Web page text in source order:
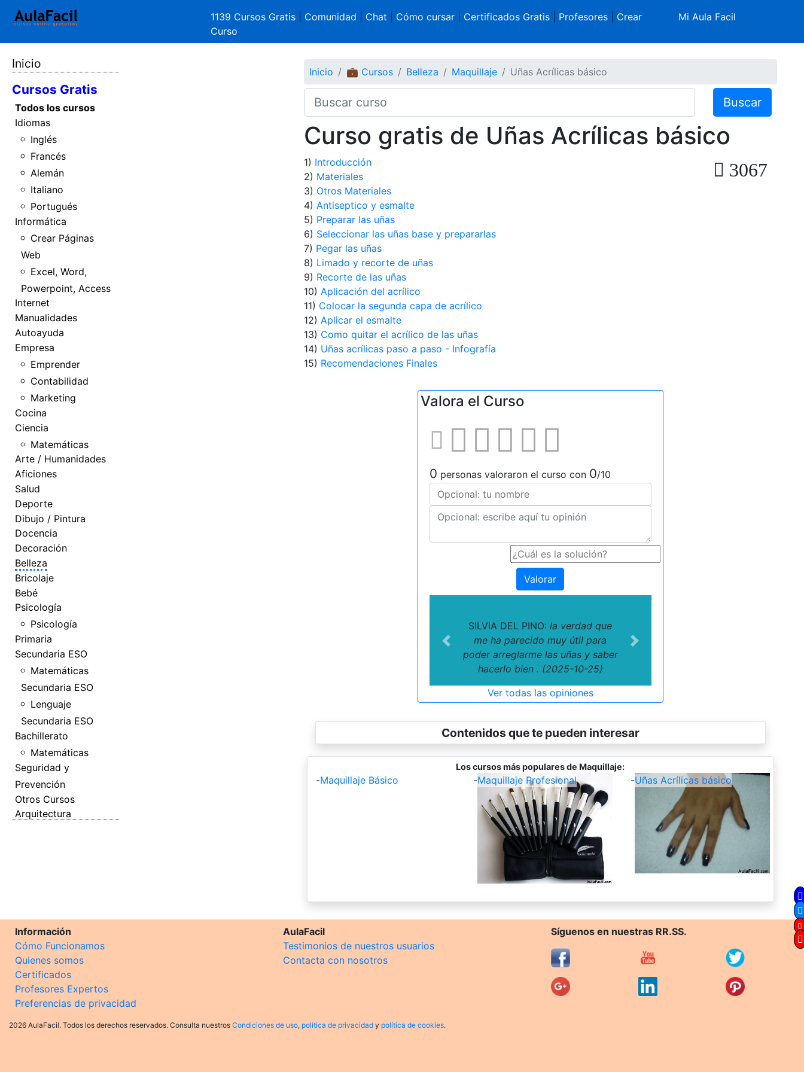
1139 Cursos Gratis Comunidad Chat Cómo cursar| Certificados Gratis| Profesores| Crear
Curso
Mi Aula Facil
Inicio
Cursos Gratis
Todos los cursos
Idiomas
Inglés
Francés
Alemán
Italiano
Portugués
Informática
Crear Páginas
Web
Excel, Word,
Powerpoint, Access
Internet
Manualidades
Autoayuda
Empresa
Emprender
Contabilidad
Marketing
Cocina
Ciencia
Matemáticas
Arte / Humanidades
Aficiones
Salud
Deporte
Dibujo / Pintura
Docencia
Decoración
Belleza
Bricolaje
Bebé
Psicología
Psicología
Primaria
Secundaria ESO
Matemáticas
Secundaria ESO
Lenguaje
Secundaria ESO
Bachillerato
Matemáticas
Seguridad y
Prevención
Otros Cursos
Arquitectura
Inicio 💼 Cursos Belleza Maquillaje Uñas Acrílicas básico
Buscar
Curso gratis de Uñas Acrílicas básico
3067
1) Introducción
2) Materiales
3) Otros Materiales
4) Antiseptico y esmalte
5) Preparar las uñas
6) Seleccionar las uñas base y prepararlas
7) Pegar las uñas
8) Limado y recorte de uñas
9) Recorte de las uñas
10) Aplicación del acrílico
11) Colocar la segunda capa de acrílico
12) Aplicar el esmalte
13) Como quitar el acrílico de las uñas
14) Uñas acrílicas paso a paso - Infografía
15) Recomendaciones Finales
Valora el Curso
0 personas valoraron el curso con 0/10
Valorar
SILVIA DEL PINO:la verdad que
me ha parecido muy útil para
poder arreglarme las uñas y saber
hacerlo bien . (2025-10-25)
Previous Next
Ver todas las opiniones
Contenidos que te pueden interesar
Los cursos más populares de Maquillaje:
-Maquillaje Básico -Maquillaje Profesional -Uñas Acrílicas básico
Información
Cómo Funcionamos
Quienes somos
Certificados
Profesores Expertos
Preferencias de privacidad
AulaFacil
Testimonios de nuestros usuarios
Contacta con nosotros
Síguenos en nuestras RR.SS.
2026 AulaFacil. Todos los derechos reservados. Consulta nuestros Condiciones de uso, política de privacidad y política de cookies.